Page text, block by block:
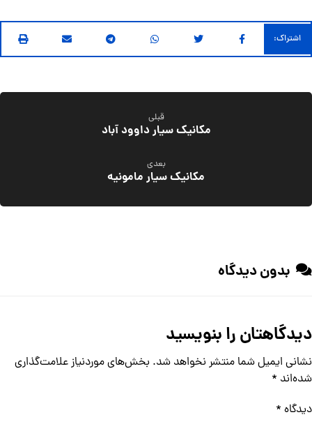
قبلی
مکانیک سیار داوود آباد
بعدی
مکانیک سیار مامونیه
بدون دیدگاه
دیدگاهتان را بنویسید
نشانی ایمیل شما منتشر نخواهد شد. بخش‌های موردنیاز علامت‌گذاری
شده‌اند *
دیدگاه *